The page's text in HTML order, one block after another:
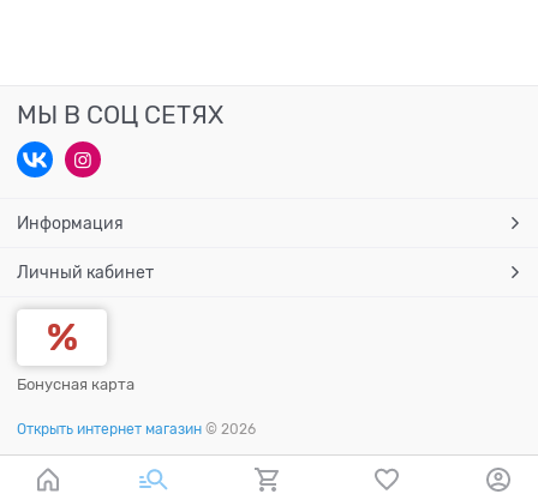
МЫ В СОЦ СЕТЯХ
Информация
Личный кабинет
Бонусная карта
Открыть интернет магазин © 2026